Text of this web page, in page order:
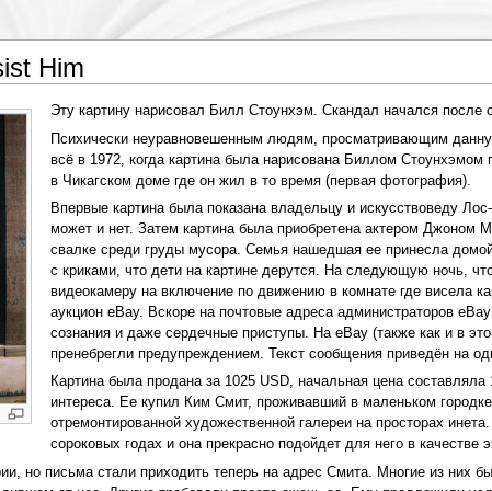
Him
Эту картину нарисовал Билл Стоунхэм. Скандал начался после
Психически неуравновешенным людям, просматривающим
всё в 1972, когда картина была нарисована Биллом
в Чикагском доме где он жил в то время (первая фотография).
Впервые картина была показана владельцу и искусствоведу
может и нет. Затем картина была приобретена актером Джоном
свалке среди груды мусора. Семья нашедшая ее принесла
с криками, что дети на картине дерутся. На следующую ночь,
видеокамеру на включение по движению в комнате где висела
аукцион eBay. Вскоре на почтовые адреса администраторов
сознания и даже сердечные приступы. На eBay (также как и в
пренебрегли предупреждением. Текст сообщения приведён на
Картина была продана за 1025 USD, начальная цена
интереса. Ее купил Ким Смит, проживавший в маленьком
отремонтированной художественной галереи на просторах
сороковых годах и она прекрасно подойдет для него в качестве
но письма стали приходить теперь на адрес Смита. Многие из них